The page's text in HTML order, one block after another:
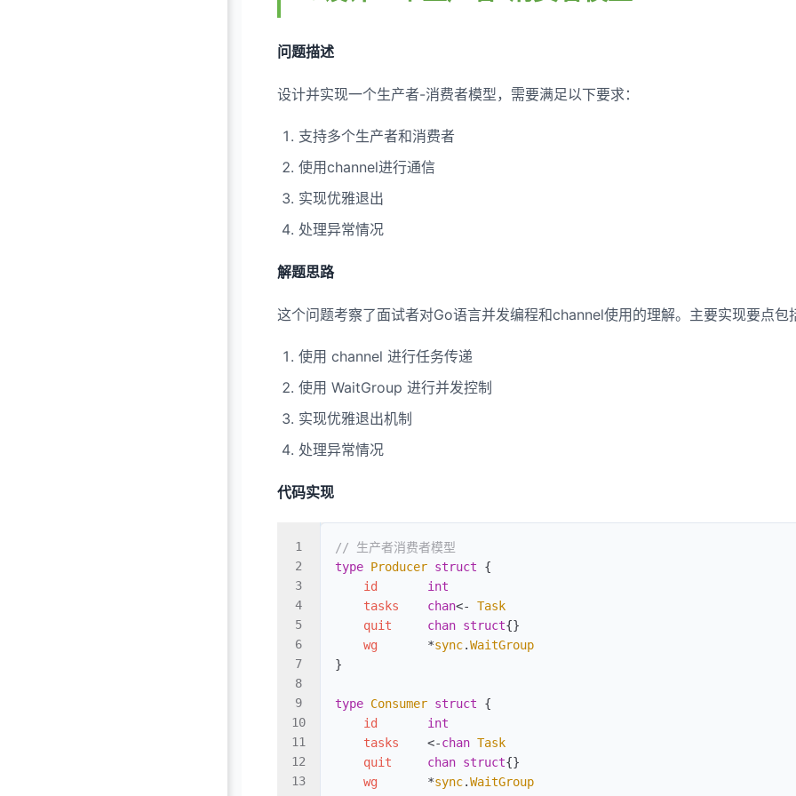
问题描述
设计并实现一个生产者-消费者模型，需要满足以下要求：
支持多个生产者和消费者
使用channel进行通信
实现优雅退出
处理异常情况
解题思路
这个问题考察了面试者对Go语言并发编程和channel使用的理解。主要实现要点包
使用 channel 进行任务传递
使用 WaitGroup 进行并发控制
实现优雅退出机制
处理异常情况
代码实现
// 生产者消费者模型
type Producer struct {
    id
       int
    tasks
    chan
<-
Task
    quit
     chan
struct{}
    wg
       *
sync.WaitGroup
}
type Consumer struct {
    id
       int
    tasks
    <-
chan Task
    quit
     chan
struct{}
    wg
       *
sync.WaitGroup